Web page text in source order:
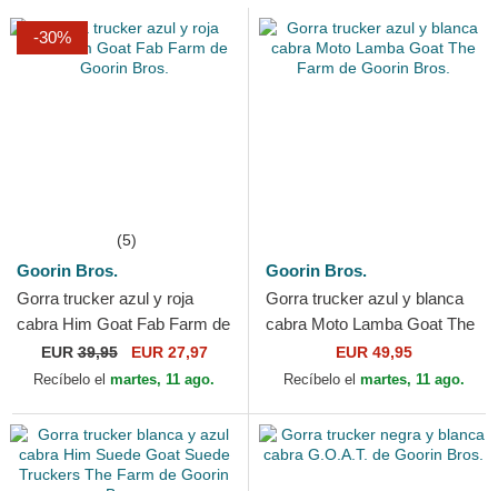
-30%
(5)
Goorin Bros.
Gorra trucker azul y roja
cabra Him Goat Fab Farm de
Goorin Bros.
EUR39,95 EUR 27,97
Recíbelo el martes, 11 ago.
Goorin Bros.
Gorra trucker azul y blanca
cabra Moto Lamba Goat The
Farm de Goorin Bros.
EUR 49,95
Recíbelo el martes, 11 ago.